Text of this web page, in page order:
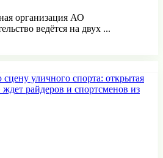
организация АО
ведётся на двух ...